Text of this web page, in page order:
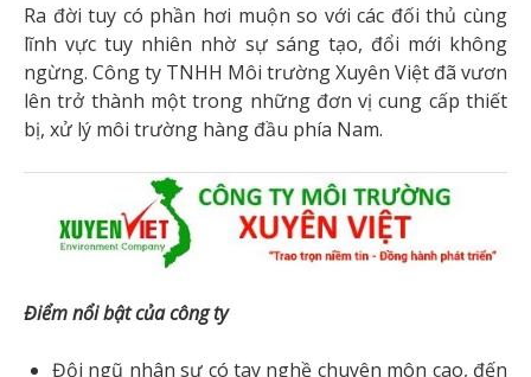
Ra đời tuy có phần hơi muộn so với các đối thủ cùng
lĩnh vực tuy nhiên nhờ sự sáng tạo, đổi mới không
ngừng. Công ty TNHH Môi trường Xuyên Việt đã vươn
lên trở thành một trong những đơn vị cung cấp thiết
bị, xử lý môi trường hàng đầu phía Nam.
Điểm nổi bật của công ty
Đội ngũ nhân sự có tay nghề chuyên môn cao, đến